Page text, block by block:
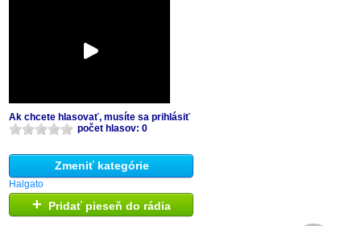
Ak chcete hlasovať, musíte sa prihlásiť
počet hlasov: 0
Zmeniť kategórie
Halgato
+ Pridať pieseň do rádia